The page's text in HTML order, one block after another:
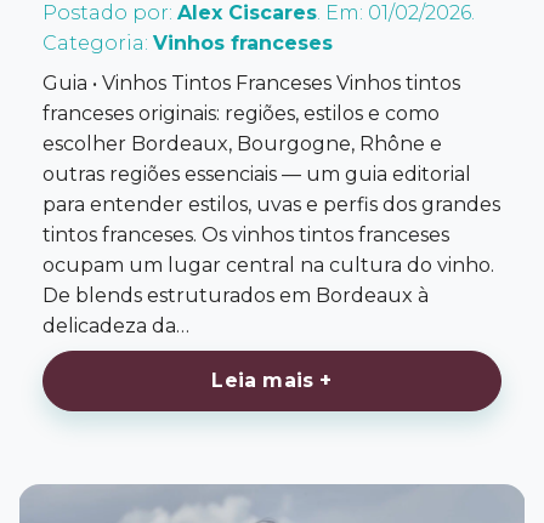
Postado por: Alex Ciscares. Em: 01/02/2026.
Categoria: Vinhos franceses
Guia • Vinhos Tintos Franceses Vinhos tintos
franceses originais: regiões, estilos e como
escolher Bordeaux, Bourgogne, Rhône e
outras regiões essenciais — um guia editorial
para entender estilos, uvas e perfis dos grandes
tintos franceses. Os vinhos tintos franceses
ocupam um lugar central na cultura do vinho.
De blends estruturados em Bordeaux à
delicadeza da…
Leia mais +